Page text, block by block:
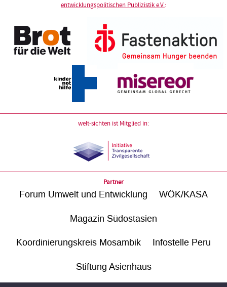
entwicklungspolitischen Publizistik e.V.:
welt-sichten ist Mitglied in:
Partner
Forum Umwelt und Entwicklung WÖK/KASA
Magazin Südostasien
Koordinierungskreis Mosambik Infostelle Peru
Stiftung Asienhaus